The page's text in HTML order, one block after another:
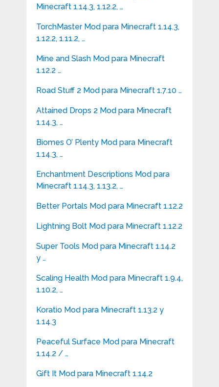
Minecraft 1.14.3, 1.12.2, …
TorchMaster Mod para Minecraft 1.14.3,
1.12.2, 1.11.2, …
Mine and Slash Mod para Minecraft
1.12.2 …
Road Stuff 2 Mod para Minecraft 1.7.10 …
Attained Drops 2 Mod para Minecraft
1.14.3, …
Biomes O’ Plenty Mod para Minecraft
1.14.3, …
Enchantment Descriptions Mod para
Minecraft 1.14.3, 1.13.2, …
Better Portals Mod para Minecraft 1.12.2
Lightning Bolt Mod para Minecraft 1.12.2
Super Tools Mod para Minecraft 1.14.2
y …
Scaling Health Mod para Minecraft 1.9.4,
1.10.2, …
Koratio Mod para Minecraft 1.13.2 y
1.14.3
Peaceful Surface Mod para Minecraft
1.14.2 / …
Gift It Mod para Minecraft 1.14.2